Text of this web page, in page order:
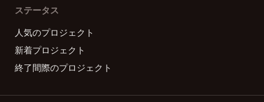
ステータス
人気のプロジェクト
新着プロジェクト
終了間際のプロジェクト